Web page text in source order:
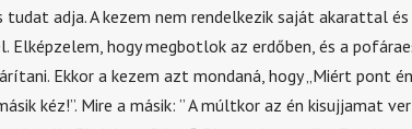
tudat adja. A kezem nem rendelkezik saját akarattal
hogy megbotlok az erdőben, és a
Ekkor a kezem azt mondaná, hogy „Miért pont
kéz!”. Mire a másik: ” A múltkor az én kisujjamat